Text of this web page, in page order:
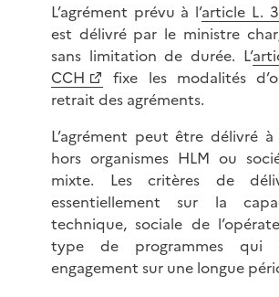
L’agrément prévu à l’article L.
est délivré par le ministre
sans limitation de durée. L’
CCH
fixe les modalités
retrait des agréments.
L’agrément peut être délivré
hors organismes HLM ou
mixte. Les critères de
essentiellement sur la
technique, sociale de
type de programmes qui
engagement sur une longue